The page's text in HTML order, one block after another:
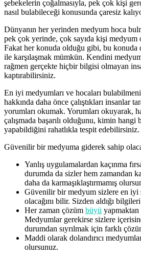
şebekelerin çoğalmasıyla, pek çok kişi
nasıl bulabileceği konusunda çaresiz
Dünyanın her yerinden medyum hoca
pek çok yerinde, çok sayıda kişi medyum
Fakat her konuda olduğu gibi, bu konuda
ile karşılaşmak mümkün. Kendini
rağmen gerçekte hiçbir bilgisi olmayan
kaptırabilirsiniz.
En iyi medyumları ve hocaları
hakkında daha önce çalıştıkları insanlar
yorumları okumak. Yorumları okuyarak,
çalışmada başarılı olduğunu, kimin hangi
yapabildiğini rahatlıkla tespit edebilirsiniz.
Güvenilir bir medyuma giderek sahip
Yanlış uygulamalardan kaçınma
durumda da sizler hem zamandan
daha da karmaşıklaştırmamış
Güvenilir bir medyum sizlere en iyi
olacağını bilir. Sizden aldığı
Her zaman çözüm büyü
Medyumlar gerekirse sizlere
durumdan sıyrılmak için farklı
Maddi olarak dolandırıcı
olursunuz.